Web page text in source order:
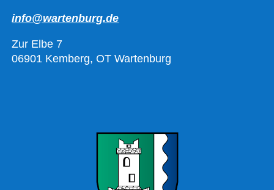
info@wartenburg.de
Zur Elbe 7
06901 Kemberg, OT Wartenburg